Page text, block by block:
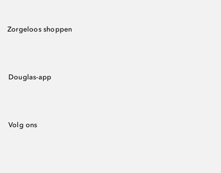
Zorgeloos shoppen
Douglas-app
Volg ons